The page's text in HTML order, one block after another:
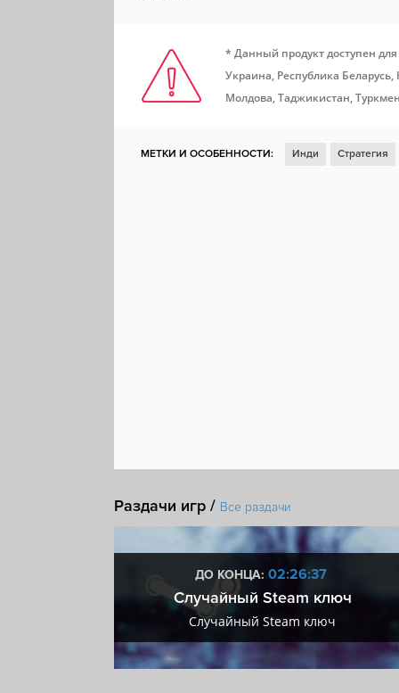
* Данный продукт доступен
Украина, Республика
Молдова, Таджикистан,
МЕТКИ И ОСОБЕННОСТИ: Инди Стратегия
Раздачи игр / Все раздачи
ДО КОНЦА: 02:26:36
Случайный Steam ключ
Случайный Steam ключ